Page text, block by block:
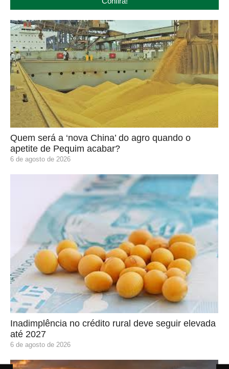
Quem será a ‘nova China’ do agro quando o
apetite de Pequim acabar?
6 de agosto de 2026
Inadimplência no crédito rural deve seguir elevada
até 2027
6 de agosto de 2026